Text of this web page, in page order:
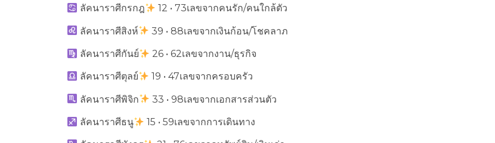
ลัคนาราศีกรกฎ 12 • 73เลขจากคนรัก/คนใกล้ตัว
ลัคนาราศีสิงห์ 39 • 88เลขจากเงินก้อน/โชคลาภ
ลัคนาราศีกันย์ 26 • 62เลขจากงาน/ธุรกิจ
ลัคนาราศีตุลย์ 19 • 47เลขจากครอบครัว
ลัคนาราศีพิจิก 33 • 98เลขจากเอกสารส่วนตัว
ลัคนาราศีธนู 15 • 59เลขจากการเดินทาง